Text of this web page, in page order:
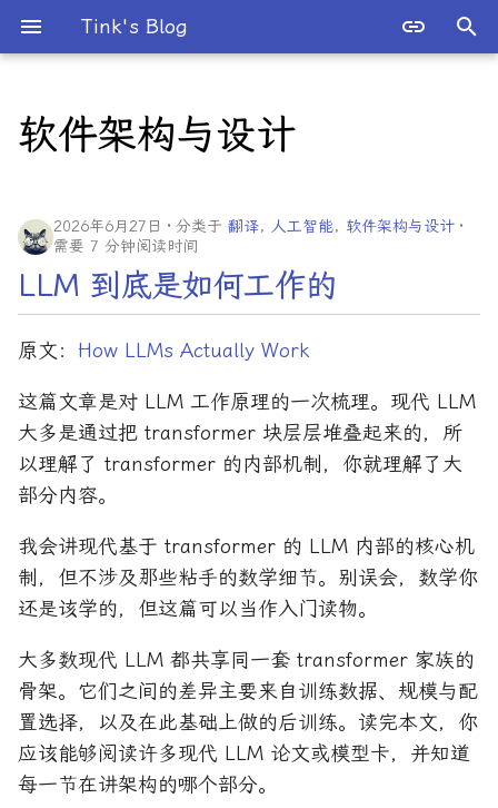
Tink's Blog
入
以
始
搜
索
2026 年
2024 年
2023 年
2021 年
2020 年
2019 年
2018 年
2016 年
软件架构与设计
2026年6月27日 分类于 翻译, 人工智能, 软件架构与设计
需要 7 分钟阅读时间
LLM 到底是如何工作的
原文： How LLMs Actually Work
这篇文章是对 LLM 工作原理的一次梳理。现代 LLM
大多是通过把 transformer 块层层堆叠起来的，所
以理解了 transformer 的内部机制，你就理解了大
部分内容。
我会讲现代基于 transformer 的 LLM 内部的核心机
制，但不涉及那些粘手的数学细节。别误会，数学你
还是该学的，但这篇可以当作入门读物。
大多数现代 LLM 都共享同一套 transformer 家族的
骨架。它们之间的差异主要来自训练数据、规模与配
置选择，以及在此基础上做的后训练。读完本文，你
应该能够阅读许多现代 LLM 论文或模型卡，并知道
每一节在讲架构的哪个部分。